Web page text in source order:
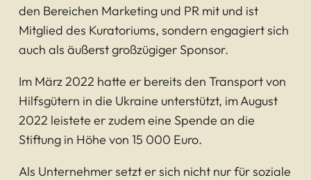
den Bereichen Marketing und PR mit und ist
Mitglied des Kuratoriums, sondern engagiert sich
auch als äußerst großzügiger Sponsor.
Im März 2022 hatte er bereits den Transport von
Hilfsgütern in die Ukraine unterstützt, im August
2022 leistete er zudem eine Spende an die
Stiftung in Höhe von 15 000 Euro.
Als Unternehmer setzt er sich nicht nur für soziale